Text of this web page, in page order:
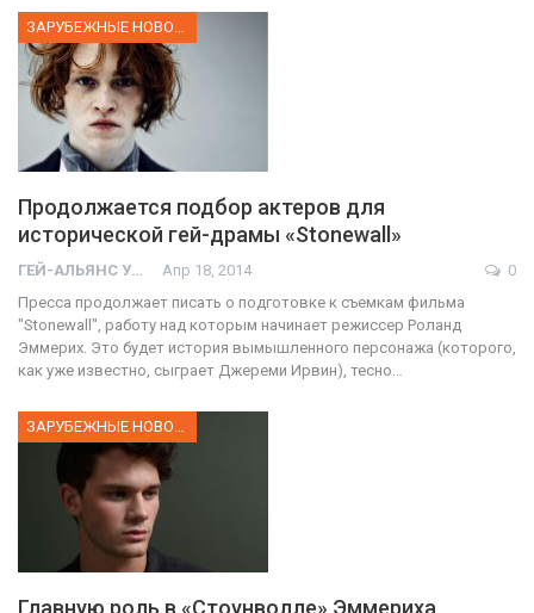
ЗАРУБЕЖНЫЕ НОВОСТИ
Продолжается подбор актеров для
исторической гей-драмы «Stonewall»
ГЕЙ-АЛЬЯНС УКРАИНА Апр 18, 2014
0
Пресса продолжает писать о подготовке к съемкам фильма
"Stonewall", работу над которым начинает режиссер Роланд
Эммерих. Это будет история вымышленного персонажа (которого,
как уже известно, сыграет Джереми Ирвин), тесно…
ЗАРУБЕЖНЫЕ НОВОСТИ
Главную роль в «Стоунволле» Эммериха